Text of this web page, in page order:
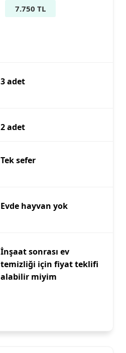
7.750 TL
3 adet
2 adet
Tek sefer
Evde hayvan yok
İnşaat sonrası ev
temizliği için fiyat teklifi
alabilir miyim